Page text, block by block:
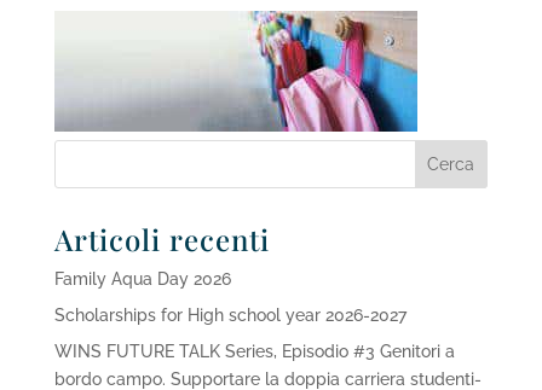
Articoli recenti
Family Aqua Day 2026
Scholarships for High school year 2026-2027
WINS FUTURE TALK Series, Episodio #3 Genitori a
bordo campo. Supportare la doppia carriera studenti-